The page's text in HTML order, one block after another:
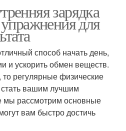
зарядка
для
способ начать день,
и ускорить обмен веществ.
то регулярные физические
вашим лучшим
мы рассмотрим основные
вам быстро достичь